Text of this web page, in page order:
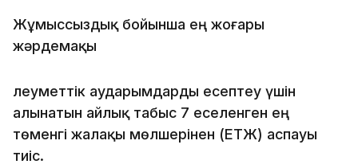
Жұмыссыздық бойынша ең жоғары
жәрдемақы
Әлеуметтік аударымдарды есептеу үшін
алынатын айлық табыс 7 еселенген ең
төменгі жалақы мөлшерінен (ЕТЖ) аспауы
тиіс.